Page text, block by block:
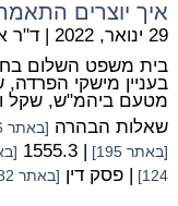
איך יוצרים
29 ינואר, 2022 | ד"ר
בית משפט השלום
בעניין מישקי
מטעם ביהמ"ש, שקל
שאלות הבהרה [באתר 86]
[באתר 195] | 1555.3
124]
| פסק דין [באתר 482]